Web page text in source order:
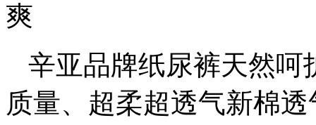
爽
辛亚品牌纸尿裤天然呵
质量、超柔超透气新棉